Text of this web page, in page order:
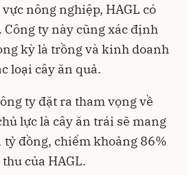
nông nghiệp, HAGL có
Công ty này cũng xác định
kỳ là trồng và kinh doanh
loại cây ăn quả.
ty đặt ra tham vọng về
lực là cây ăn trái sẽ mang
đồng, chiếm khoảng 86%
của HAGL.